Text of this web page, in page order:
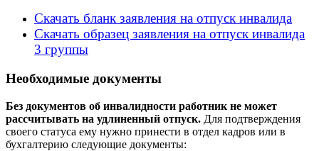
Скачать бланк заявления на отпуск инвалида
Скачать образец заявления на отпуск инвалида
3 группы
Необходимые документы
Без документов об инвалидности работник не может
рассчитывать на удлиненный отпуск. Для подтверждения
своего статуса ему нужно принести в отдел кадров или в
бухгалтерию следующие документы: